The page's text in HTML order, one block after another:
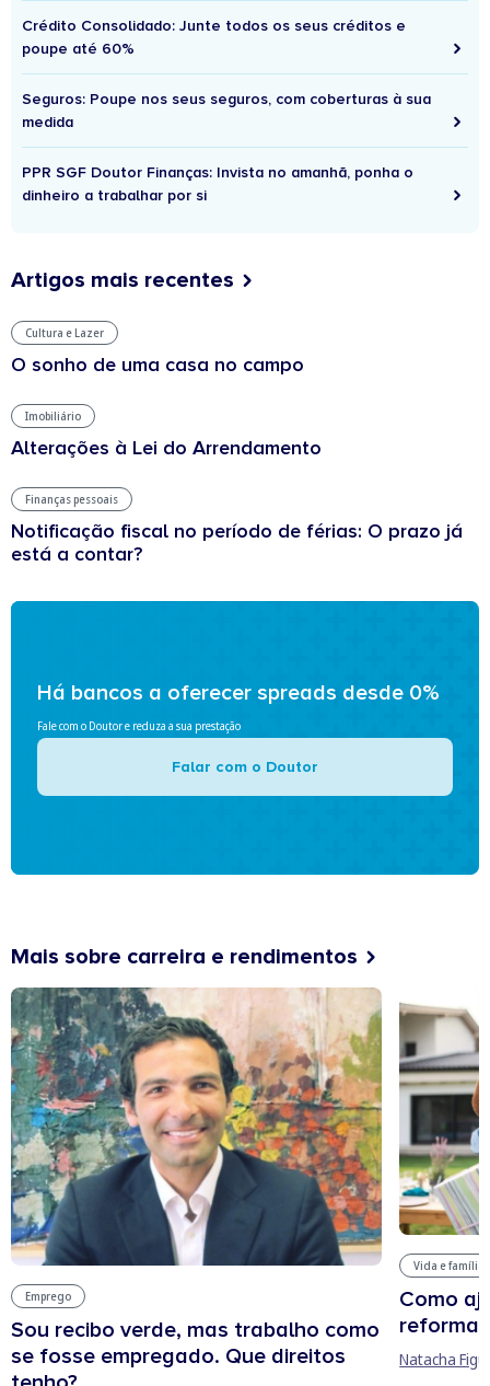
Crédito Consolidado: Junte todos os seus créditos e
poupe até 60%
Seguros: Poupe nos seus seguros, com coberturas à sua
medida
PPR SGF Doutor Finanças: Invista no amanhã, ponha o
dinheiro a trabalhar por si
Artigos mais recentes
Cultura e Lazer
O sonho de uma casa no campo
Imobiliário
Alterações à Lei do Arrendamento
Finanças pessoais
Notificação fiscal no período de férias: O prazo já
está a contar?
Há bancos a oferecer spreads desde 0%
Fale com o Doutor e reduza a sua prestação
Falar com o Doutor
Mais sobre carreira e rendimentos
Emprego
Sou recibo verde, mas trabalho como
se fosse empregado. Que direitos
Vida e família
Como
reforma
Natacha